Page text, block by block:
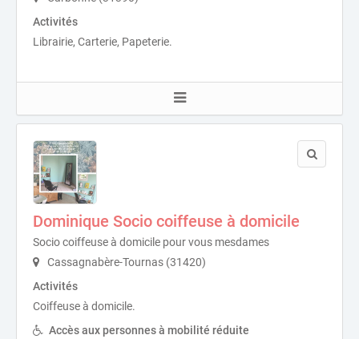
Activités
Librairie, Carterie, Papeterie.
Dominique Socio coiffeuse à domicile
Socio coiffeuse à domicile pour vous mesdames
Cassagnabère-Tournas (31420)
Activités
Coiffeuse à domicile.
Accès aux personnes à mobilité réduite